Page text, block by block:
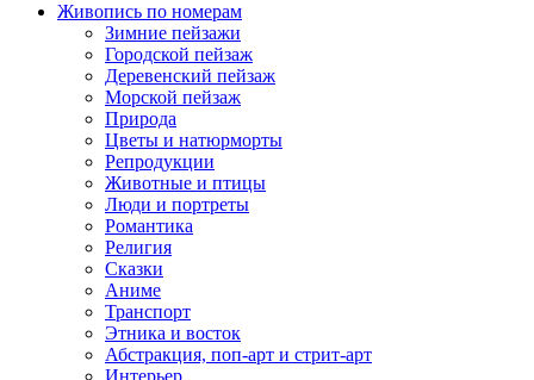
Живопись по номерам
Зимние пейзажи
Городской пейзаж
Деревенский пейзаж
Морской пейзаж
Природа
Цветы и натюрморты
Репродукции
Животные и птицы
Люди и портреты
Романтика
Религия
Сказки
Аниме
Транспорт
Этника и восток
Абстракция, поп-арт и стрит-арт